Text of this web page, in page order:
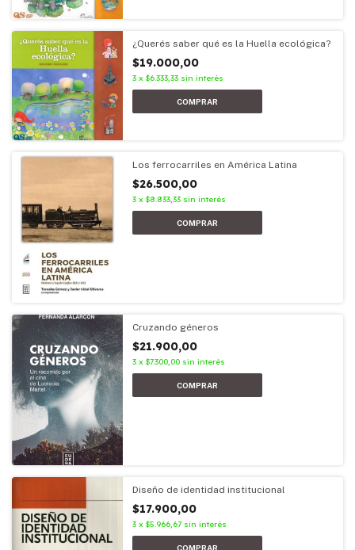
¿Querés saber qué es la Huella ecológica?
$19.000,00
3 x $6.333,33 sin interés
Los ferrocarriles en América Latina
$26.500,00
3 x $8.833,33 sin interés
Cruzando géneros
$21.900,00
3 x $7.300,00 sin interés
Diseño de identidad institucional
$17.900,00
3 x $5.966,67 sin interés